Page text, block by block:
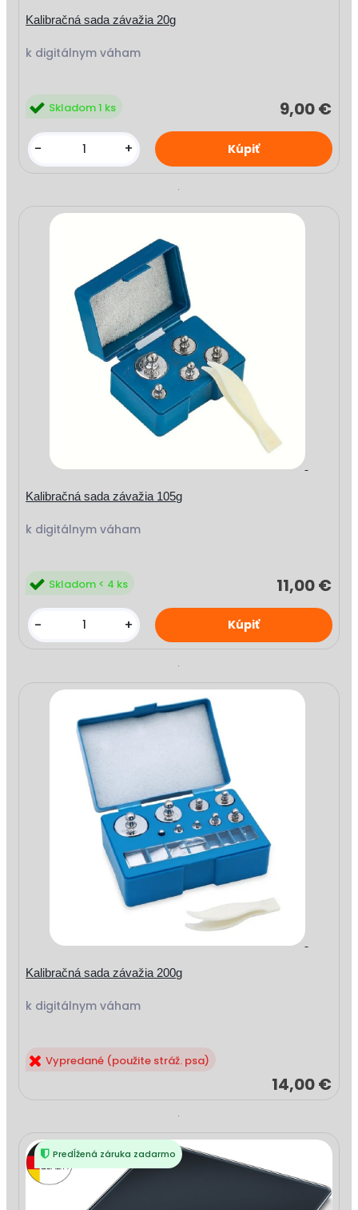
Kalibračná sada závažia 20g
k digitálnym váham
9,00 €
Skladom 1 ks
- +
Kalibračná sada závažia 105g
k digitálnym váham
11,00 €
Skladom < 4 ks
- +
Kalibračná sada závažia 200g
k digitálnym váham
14,00 €
Vypredané (použite stráž. psa)
Predĺžená záruka zadarmo